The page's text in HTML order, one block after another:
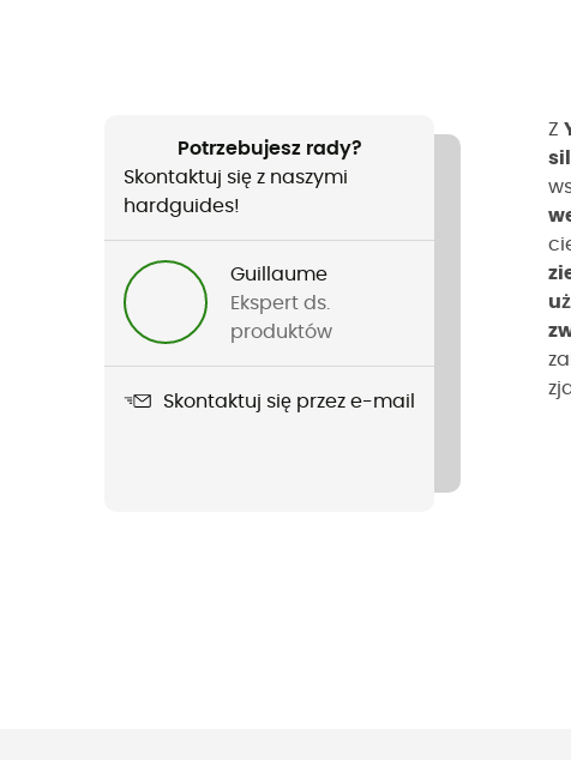
Potrzebujesz rady?
Skontaktuj się z naszymi
hardguides!
Guillaume
Ekspert ds.
produktów
Skontaktuj się przez e-mail
Z